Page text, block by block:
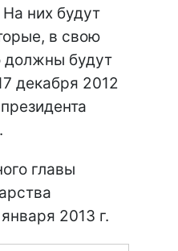
них будут
в свою
должны будут
декабря 2012
главы
2013 г.